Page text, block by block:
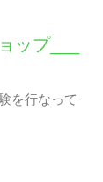
ップ___
を行なって